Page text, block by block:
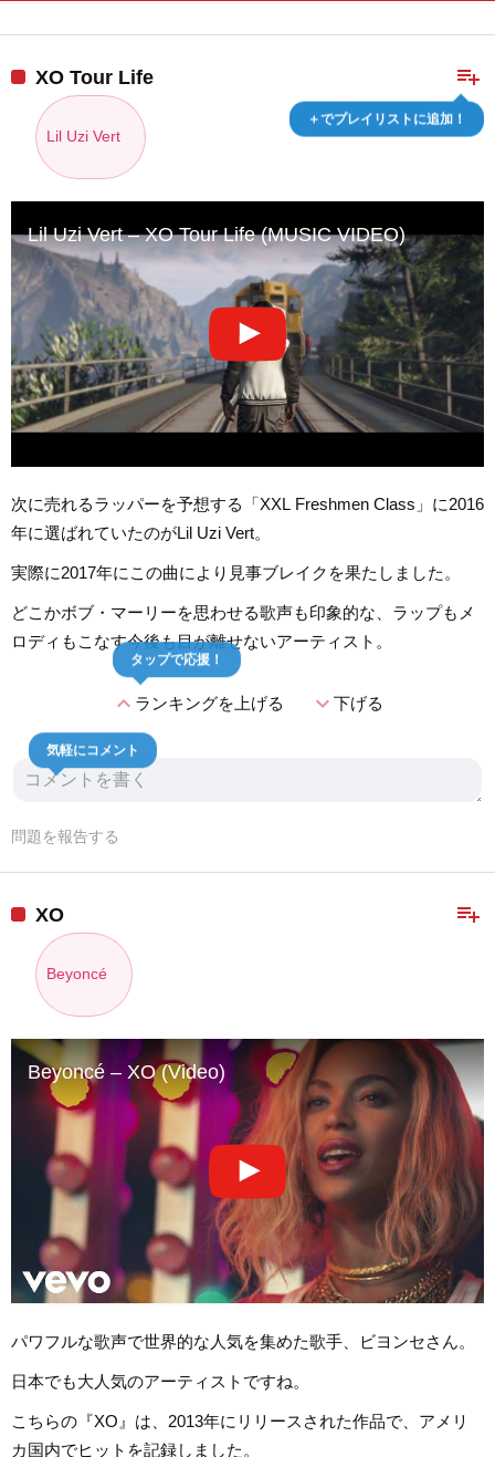
playlist_add
＋でプレイリストに追加！
XO Tour Life
Lil Uzi Vert
Lil Uzi Vert – XO Tour Life (MUSIC VIDEO)
次に売れるラッパーを予想する「XXL Freshmen Class」に2016
年に選ばれていたのがLil Uzi Vert。
実際に2017年にこの曲により見事ブレイクを果たしました。
どこかボブ・マーリーを思わせる歌声も印象的な、ラップもメ
ロディもこなす今後も目が離せないアーティスト。
expand_lessランキングを上げる
タップで応援！
expand_more下げる
気軽にコメント
問題を報告する
playlist_add
XO
Beyoncé
Beyoncé – XO (Video)
パワフルな歌声で世界的な人気を集めた歌手、ビヨンセさん。
日本でも大人気のアーティストですね。
こちらの『XO』は、2013年にリリースされた作品で、アメリ
カ国内でヒットを記録しました。